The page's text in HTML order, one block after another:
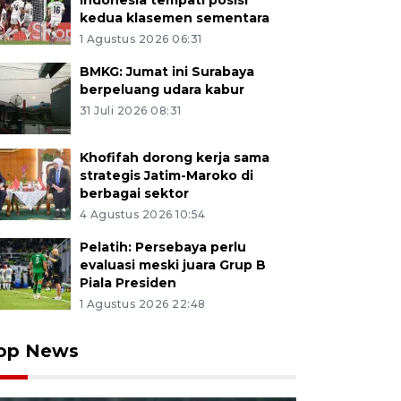
kedua klasemen sementara
1 Agustus 2026 06:31
BMKG: Jumat ini Surabaya
berpeluang udara kabur
31 Juli 2026 08:31
Khofifah dorong kerja sama
strategis Jatim-Maroko di
berbagai sektor
4 Agustus 2026 10:54
Pelatih: Persebaya perlu
evaluasi meski juara Grup B
Piala Presiden
1 Agustus 2026 22:48
News